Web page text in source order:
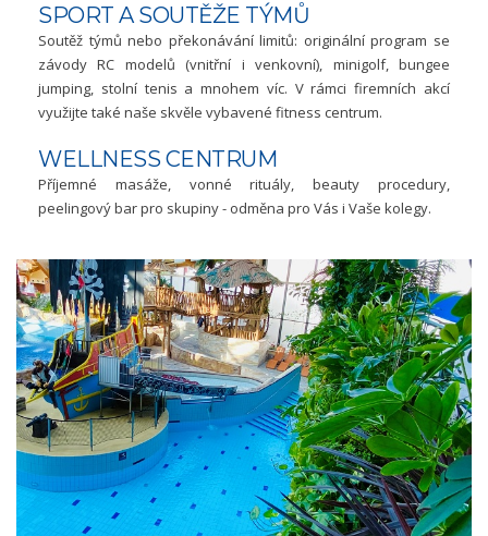
SPORT A SOUTĚŽE TÝMŮ
Soutěž týmů nebo překonávání limitů: originální program se
závody RC modelů (vnitřní i venkovní), minigolf, bungee
jumping, stolní tenis a mnohem víc. V rámci firemních akcí
využijte také naše skvěle vybavené fitness centrum.
WELLNESS CENTRUM
Příjemné masáže, vonné rituály, beauty procedury,
peelingový bar pro skupiny - odměna pro Vás i Vaše kolegy.